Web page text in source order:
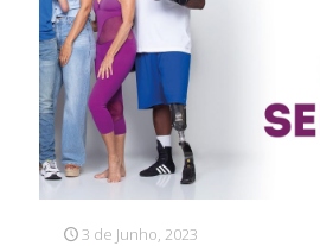
3 de Junho, 2023